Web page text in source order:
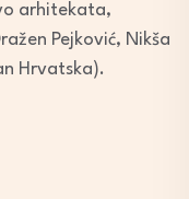
arhitekata,
Pejković, Nikša
Hrvatska).